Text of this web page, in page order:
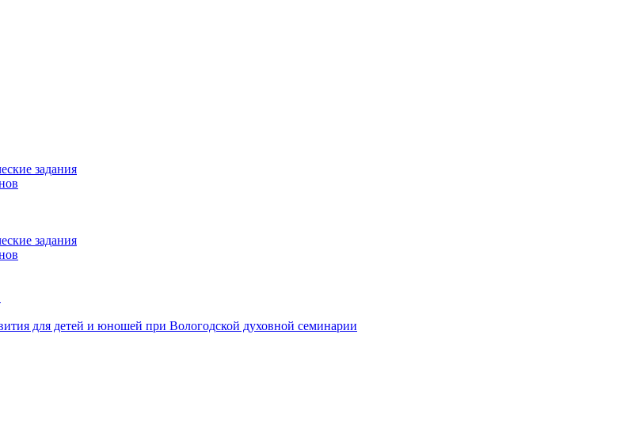
задания
задания
для детей и юношей при Вологодской духовной семинарии